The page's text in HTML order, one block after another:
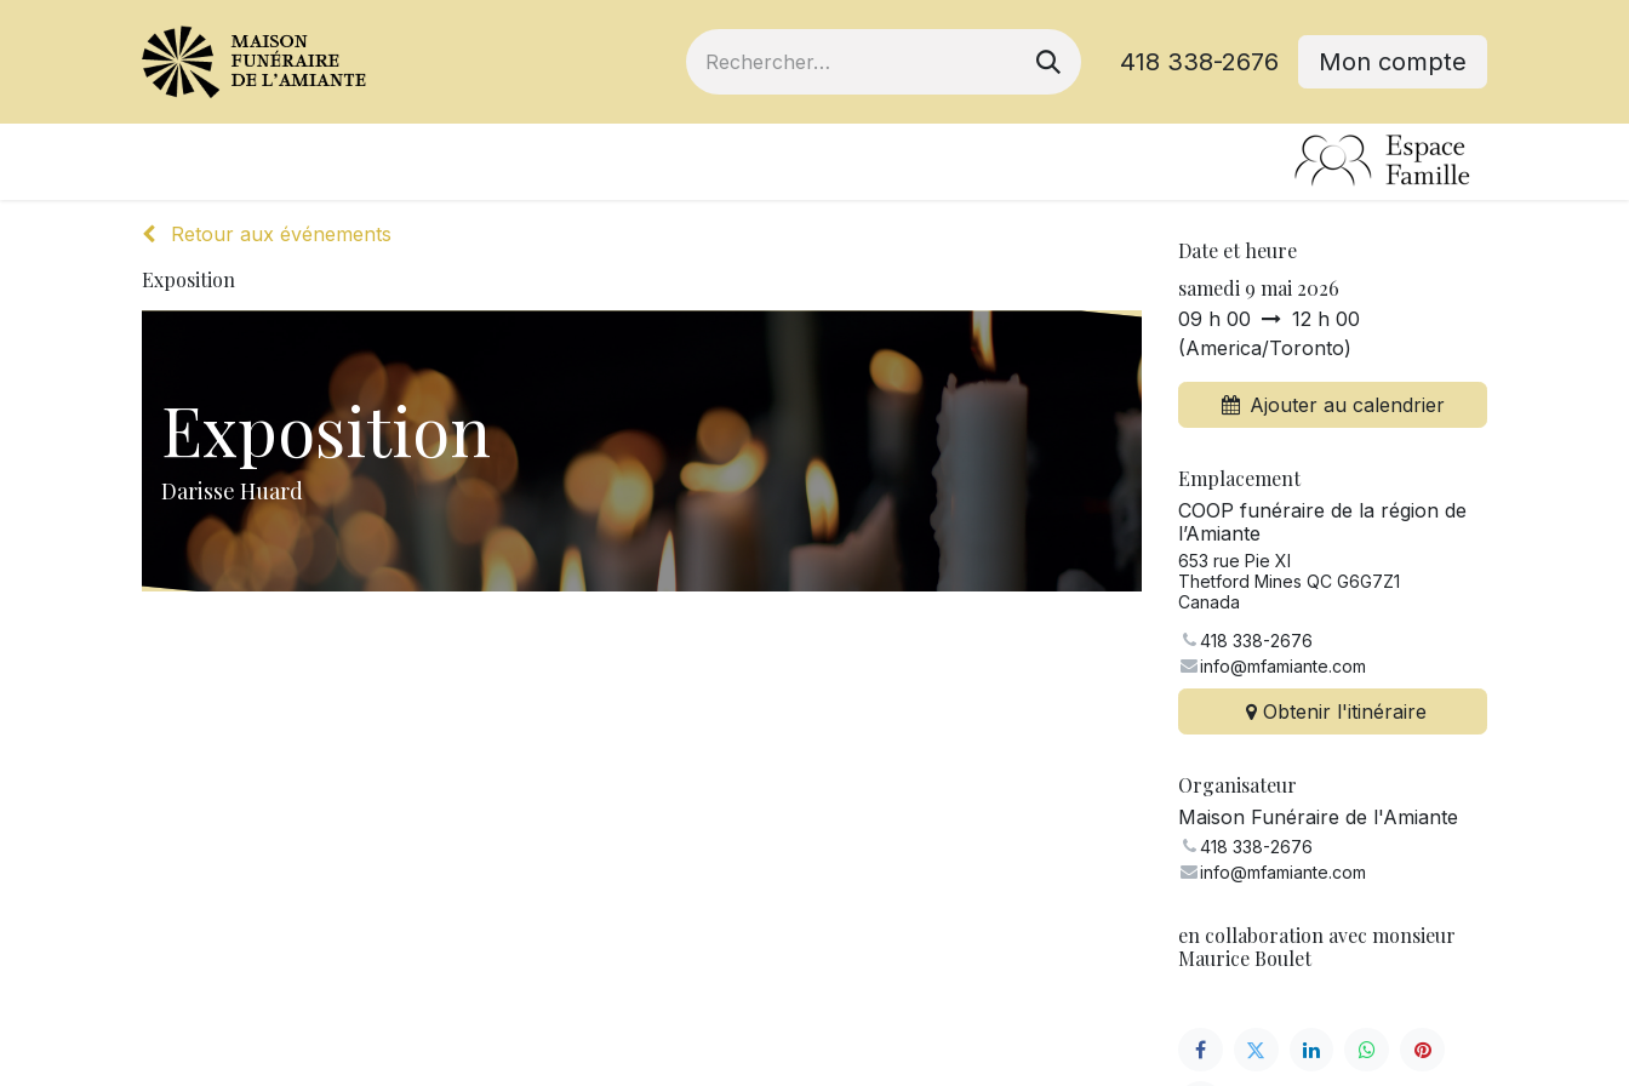
418 338-2676 Mon compte
Retour aux événements
Exposition
Exposition
Darisse Huard
Date et heure
samedi 9 mai 2026
09 h 00
12 h 00
(America/Toronto)
Ajouter au calendrier
Emplacement
COOP funéraire de la région de
l’Amiante
653 rue Pie XI
Thetford Mines QC G6G7Z1
Canada
418 338-2676
info@mfamiante.com
Obtenir l'itinéraire
Organisateur
Maison Funéraire de l'Amiante
418 338-2676
info@mfamiante.com
en collaboration avec monsieur
Maurice Boulet